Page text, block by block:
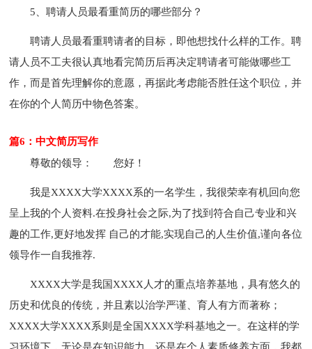
5、聘请人员最看重简历的哪些部分？
聘请人员最看重聘请者的目标，即他想找什么样的工作。聘
请人员不工夫很认真地看完简历后再决定聘请者可能做哪些工
作，而是首先理解你的意愿，再据此考虑能否胜任这个职位，并
在你的个人简历中物色答案。
篇6：中文简历写作
尊敬的领导：
您好！
我是XXXX大学XXXX系的一名学生，我很荣幸有机回向您
呈上我的个人资料.在投身社会之际,为了找到符合自己专业和兴
趣的工作,更好地发挥 自己的才能,实现自己的人生价值,谨向各位
领导作一自我推荐.
XXXX大学是我国XXXX人才的重点培养基地，具有悠久的
历史和优良的传统，并且素以治学严谨、育人有方而著称；
XXXX大学XXXX系则是全国XXXX学科基地之一。在这样的学